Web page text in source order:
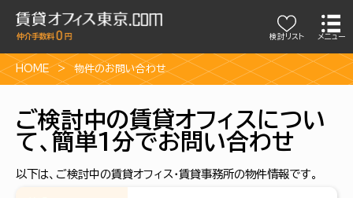
検討リスト メニュー
HOME 物件のお問い合わせ
ご検討中の賃貸オフィスについ
て、簡単1分でお問い合わせ
以下は、ご検討中の賃貸オフィス・賃貸事務所の物件情報です。